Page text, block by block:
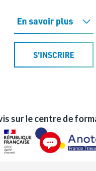
En savoir plus
S'INSCRIRE